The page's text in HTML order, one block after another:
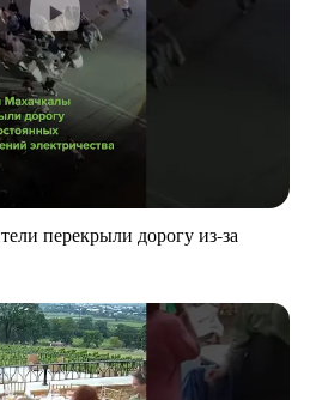
перекрыли дорогу из-за